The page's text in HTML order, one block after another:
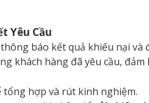
Yêu Cầu
báo kết quả khiếu nại và
khách hàng đã yêu cầu, đảm
tổng hợp và rút kinh nghiệm.